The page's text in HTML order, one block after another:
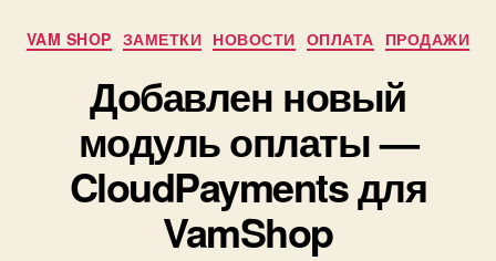
Рубрики
VAM SHOP ЗАМЕТКИ НОВОСТИ ОПЛАТА ПРОДАЖИ
Добавлен новый
модуль оплаты —
CloudPayments для
VamShop